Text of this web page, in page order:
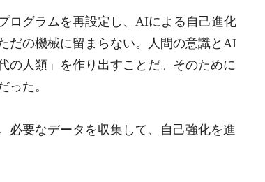
ログラムを再設定し、AIによる自己進化
だの機械に留まらない。人間の意識とAI
の人類」を作り出すことだ。そのために
った。
必要なデータを収集して、自己強化を進